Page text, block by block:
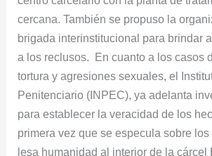
cercana. También se propuso la
brigada interinstitucional para brindar
a los reclusos. En cuanto a los casos
tortura y agresiones sexuales, el
Penitenciario (INPEC), ya adelanta
para establecer la veracidad de los
primera vez que se especula sobre
lesa humanidad al interior de la cárcel